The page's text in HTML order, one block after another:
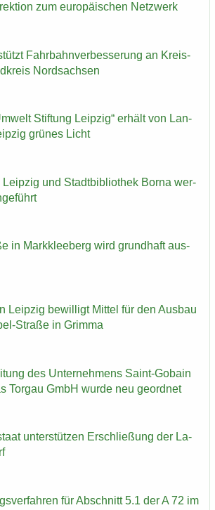
zum eu­ro­päi­schen Netz­werk
Fahr­bahn­ver­bes­se­rung an Kreis­
Nord­sach­sen
Stif­tung Leip­zig“ er­hält von Lan­
grü­nes Licht
Leip­zig und Stadt­bi­blio­thek Borna wer­
in Mark­klee­berg wird grund­haft aus­
Leip­zig be­wil­ligt Mit­tel für den Aus­bau
Straße in Grim­ma
des Un­ter­neh­mens Saint-​Gobain
Tor­gau GmbH wurde neu ge­ord­net
un­ter­stüt­zen Er­schlie­ßung der La­
für Ab­schnitt 5.1 der A 72 im